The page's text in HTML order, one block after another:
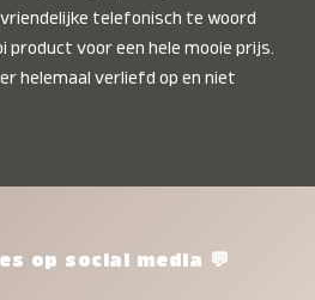
vriendelijke telefonisch te woord
product voor een hele mooie prijs.
helemaal verliefd op en niet
op social media 💬